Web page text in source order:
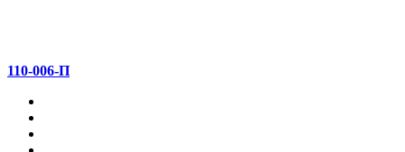
110-006-П